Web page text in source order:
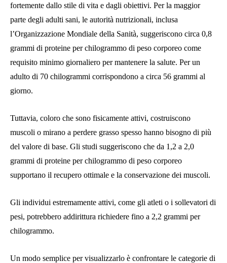
fortemente dallo stile di vita e dagli obiettivi. Per la maggior
parte degli adulti sani, le autorità nutrizionali, inclusa
l’Organizzazione Mondiale della Sanità, suggeriscono circa 0,8
grammi di proteine ​​per chilogrammo di peso corporeo come
requisito minimo giornaliero per mantenere la salute. Per un
adulto di 70 chilogrammi corrispondono a circa 56 grammi al
giorno.
Tuttavia, coloro che sono fisicamente attivi, costruiscono
muscoli o mirano a perdere grasso spesso hanno bisogno di più
del valore di base. Gli studi suggeriscono che da 1,2 a 2,0
grammi di proteine ​​per chilogrammo di peso corporeo
supportano il recupero ottimale e la conservazione dei muscoli.
Gli individui estremamente attivi, come gli atleti o i sollevatori di
pesi, potrebbero addirittura richiedere fino a 2,2 grammi per
chilogrammo.
Un modo semplice per visualizzarlo è confrontare le categorie di